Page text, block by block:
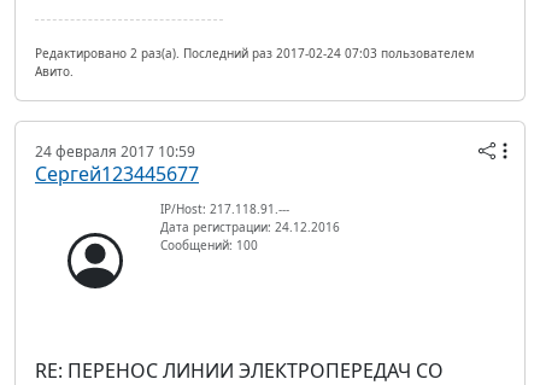
Редактировано 2 раз(а). Последний раз 2017-02-24 07:03 пользователем
Авито.
24 февраля 2017 10:59
Сергей123445677
IP/Host: 217.118.91.---
Дата регистрации: 24.12.2016
Сообщений: 100
RE: ПЕРЕНОС ЛИНИИ ЭЛЕКТРОПЕРЕДАЧ СО